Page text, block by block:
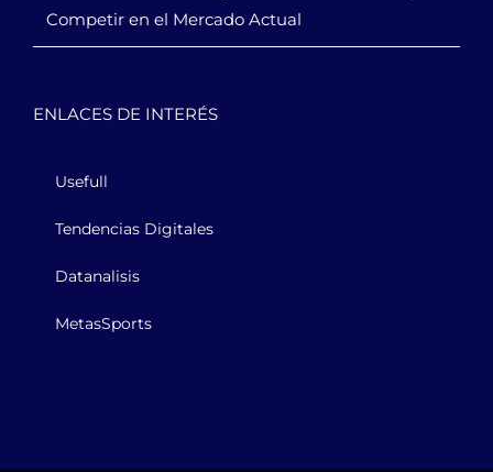
Competir en el Mercado Actual
ENLACES DE INTERÉS
Usefull
Tendencias Digitales
Datanalisis
MetasSports